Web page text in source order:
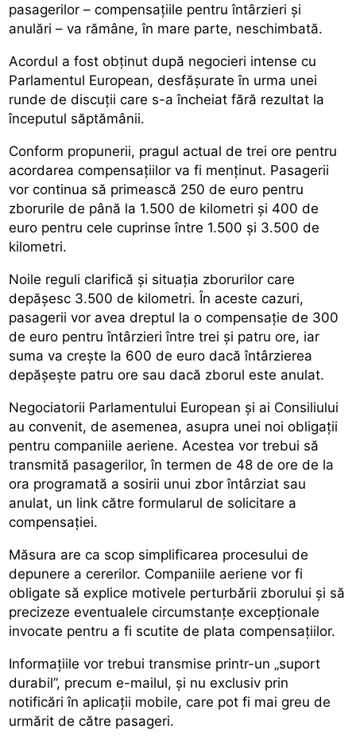
pasagerilor – compensațiile pentru întârzieri și
anulări – va rămâne, în mare parte, neschimbată.
Acordul a fost obținut după negocieri intense cu
Parlamentul European, desfășurate în urma unei
runde de discuții care s-a încheiat fără rezultat la
începutul săptămânii.
Conform propunerii, pragul actual de trei ore pentru
acordarea compensațiilor va fi menținut. Pasagerii
vor continua să primească 250 de euro pentru
zborurile de până la 1.500 de kilometri și 400 de
euro pentru cele cuprinse între 1.500 și 3.500 de
kilometri.
Noile reguli clarifică și situația zborurilor care
depășesc 3.500 de kilometri. În aceste cazuri,
pasagerii vor avea dreptul la o compensație de 300
de euro pentru întârzieri între trei și patru ore, iar
suma va crește la 600 de euro dacă întârzierea
depășește patru ore sau dacă zborul este anulat.
Negociatorii Parlamentului European și ai Consiliului
au convenit, de asemenea, asupra unei noi obligații
pentru companiile aeriene. Acestea vor trebui să
transmită pasagerilor, în termen de 48 de ore de la
ora programată a sosirii unui zbor întârziat sau
anulat, un link către formularul de solicitare a
compensației.
Măsura are ca scop simplificarea procesului de
depunere a cererilor. Companiile aeriene vor fi
obligate să explice motivele perturbării zborului și să
precizeze eventualele circumstanțe excepționale
invocate pentru a fi scutite de plata compensațiilor.
Informațiile vor trebui transmise printr-un „suport
durabil”, precum e-mailul, și nu exclusiv prin
notificări în aplicații mobile, care pot fi mai greu de
urmărit de către pasageri.